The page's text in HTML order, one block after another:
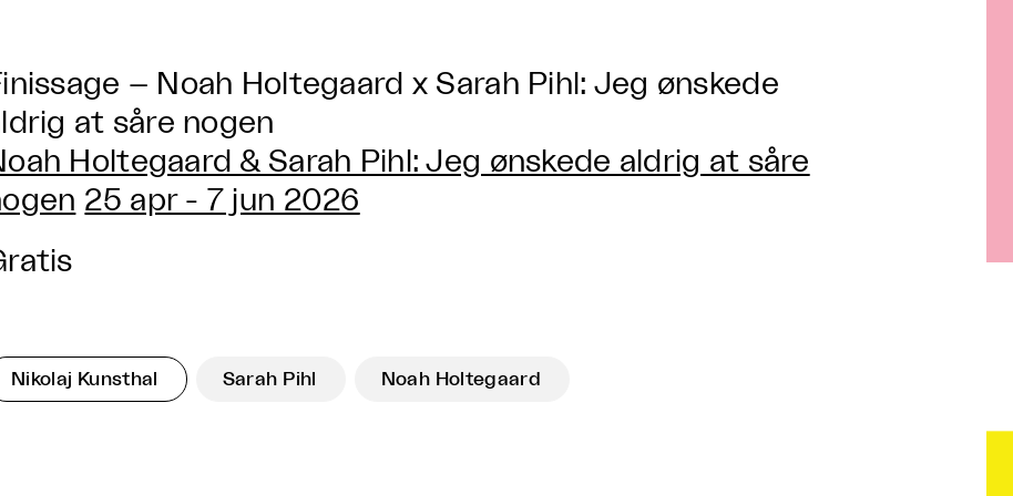
– Noah Holtegaard x Sarah Pihl: Jeg ønskede
at såre nogen
Holtegaard & Sarah Pihl: Jeg ønskede aldrig at såre
25 apr - 7 jun 2026
Nikolaj Kunsthal Sarah Pihl Noah Holtegaard